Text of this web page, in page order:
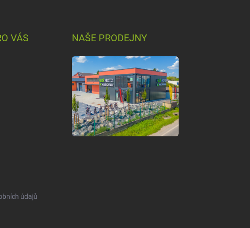
VÁS
údajů
NAŠE PRODEJNY